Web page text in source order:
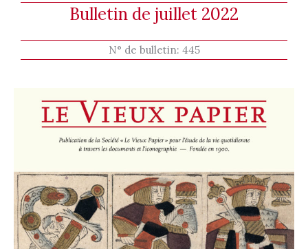
Bulletin de juillet 2022
N° de bulletin: 445